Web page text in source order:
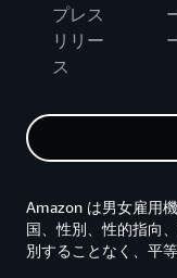
プレス
リリー
ス
Amazon は男女雇用
国、性別、性的指向
別することなく、平